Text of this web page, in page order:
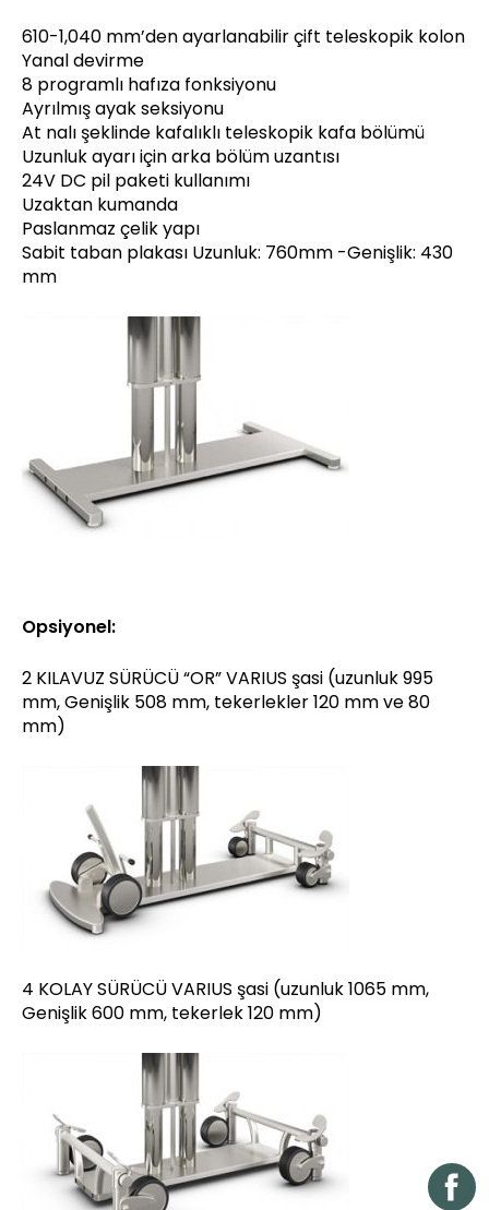
610-1,040 mm’den ayarlanabilir çift teleskopik kolon
Yanal devirme
8 programlı hafıza fonksiyonu
Ayrılmış ayak seksiyonu
At nalı şeklinde kafalıklı teleskopik kafa bölümü
Uzunluk ayarı için arka bölüm uzantısı
24V DC pil paketi kullanımı
Uzaktan kumanda
Paslanmaz çelik yapı
Sabit taban plakası Uzunluk: 760mm -Genişlik: 430
mm
Opsiyonel:
2 KILAVUZ SÜRÜCÜ “OR” VARIUS şasi (uzunluk 995
mm, Genişlik 508 mm, tekerlekler 120 mm ve 80
mm)
4 KOLAY SÜRÜCÜ VARIUS şasi (uzunluk 1065 mm,
Genişlik 600 mm, tekerlek 120 mm)